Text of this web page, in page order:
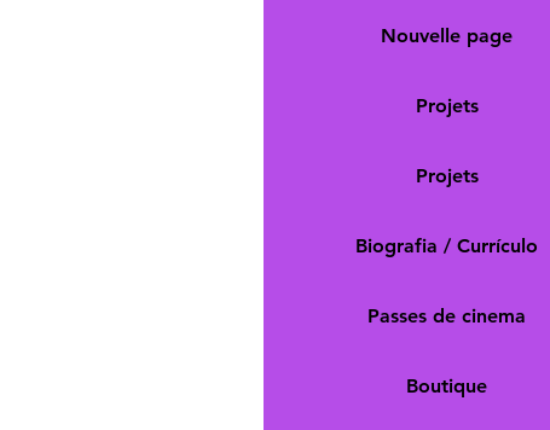
Nouvelle page
Projets
Projets
Biografia / Currículo
Passes de cinema
Boutique